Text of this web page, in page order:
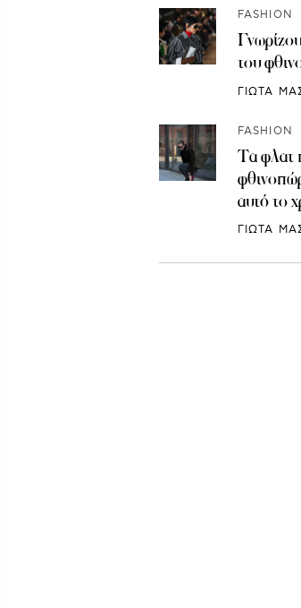
FASHION
του
ΓΙΩΤΑ
FASHION
Τα φλατ
αυτό το
ΓΙΩΤΑ